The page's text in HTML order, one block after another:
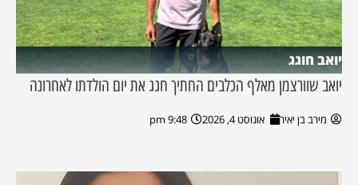
יואב חוגג
יואב שוורצמן מאלף הכלבים החתיך חגג את יום הולדתו לאחרונה
מירב בן יאיר אוגוסט 4, 2026 9:48 pm